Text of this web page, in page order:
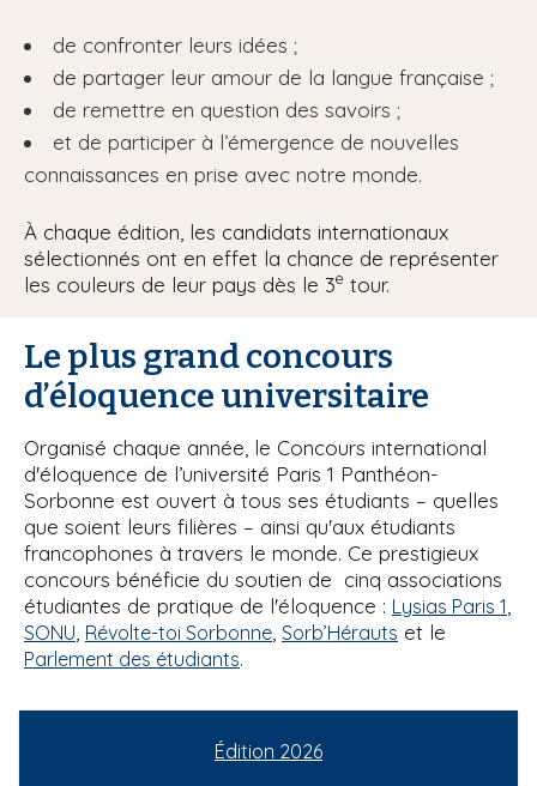
de confronter leurs idées ;
de partager leur amour de la langue française ;
de remettre en question des savoirs ;
et de participer à l’émergence de nouvelles
connaissances en prise avec notre monde.
À chaque édition, les candidats internationaux
sélectionnés ont en effet la chance de représenter
les couleurs de leur pays dès le 3e tour.
Le plus grand concours
d’éloquence universitaire
Organisé chaque année, le Concours international
d'éloquence de l’université Paris 1 Panthéon-
Sorbonne est ouvert à tous ses étudiants – quelles
que soient leurs filières – ainsi qu'aux étudiants
francophones à travers le monde. Ce prestigieux
concours bénéficie du soutien de cinq associations
étudiantes de pratique de l'éloquence : Lysias Paris 1
SONU Révolte-toi Sorbonne Sorb’Hérauts et le
Parlement des étudiants.
Édition 2026